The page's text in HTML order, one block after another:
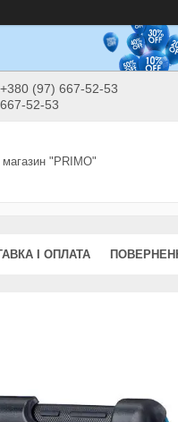
+380 (97) 667-52-53
52-53
магазин "PRIMO"
І ОПЛАТА